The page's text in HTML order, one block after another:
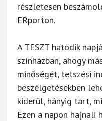
részletesen
ERporton.
A TESZT hatodik
színházban, ahogy
minőségét, tetszési
beszélgetésekben
kiderül, hányig tart,
Ezen a napon hajnali